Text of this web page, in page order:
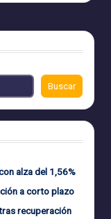
Buscar
alza del 1,56%
a corto plazo
recuperación